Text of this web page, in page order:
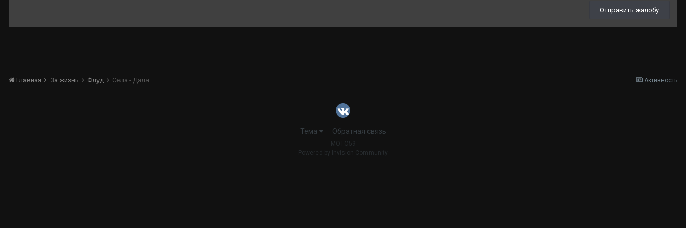
Отправить жалобу
Активность
Главная За жизнь Флуд Села - Дала...
Тема Обратная связь
MOTO59
Powered by Invision Community